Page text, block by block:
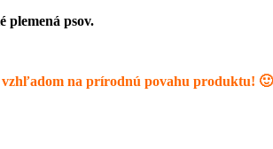
plemená psov.
na prírodnú povahu produktu! 🙂